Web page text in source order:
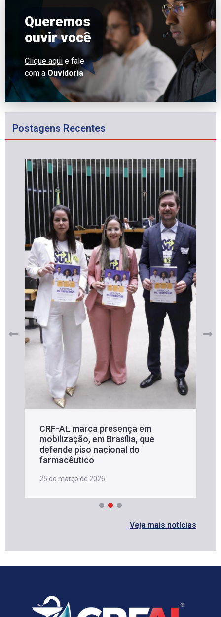
Queremos
ouvir você
Clique aqui e fale
com aOuvidoria
Postagens Recentes
CRF-AL marca presença em
mobilização, em Brasília, que
defende piso nacional do
farmacêutico
25 de março de 2026
Veja mais notícias